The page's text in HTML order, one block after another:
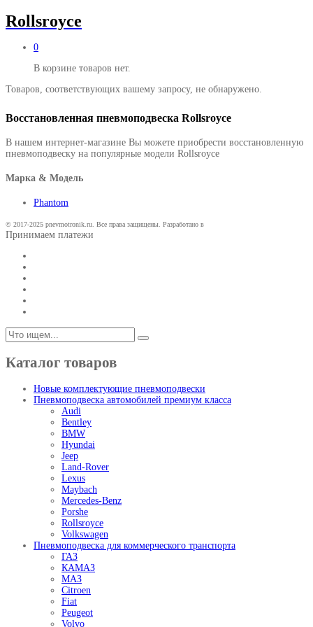
Rollsroyce
0
В корзине товаров нет.
Товаров, соответствующих вашему запросу, не обнаружено.
Восстановленная пневмоподвеска Rollsroyce
В нашем интернет-магазине Вы можете приобрести восстановленную
пневмоподвеску на популярные модели Rollsroyce
Марка & Модель
Phantom
© 2017-2025 pnevmotronik.ru. Все права защищены. Разработано в
Принимаем платежи
Каталог товаров
Новые комплектующие пневмоподвески
Пневмоподвеска автомобилей премиум класса
Audi
Bentley
BMW
Hyundai
Jeep
Land-Rover
Lexus
Maybach
Mercedes-Benz
Porshe
Rollsroyce
Volkswagen
Пневмоподвеска для коммерческого транспорта
ГАЗ
КАМАЗ
МАЗ
Citroen
Fiat
Peugeot
Volvo